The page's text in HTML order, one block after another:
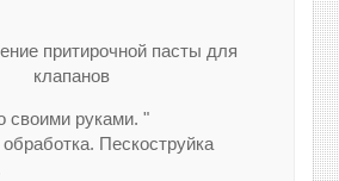
своими руками. "
Пескоструйка